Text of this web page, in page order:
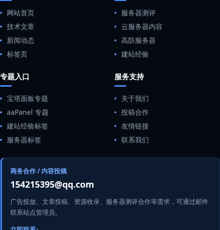
网站首页
技术文章
新闻动态
标签页
服务器测评
云服务器内容
高防服务器
建站经验
专题入口
宝塔面板专题
aaPanel 专题
建站经验标签
服务器标签
服务支持
关于我们
投稿合作
友情链接
联系我们
商务合作 / 内容投稿
154215395@qq.com
广告投放、文章投稿、资源收录、服务器测评合作等需求，可通过邮件
联系站点管理员。